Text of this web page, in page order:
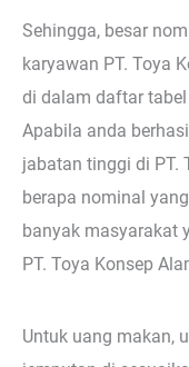
Sehingga, besar
karyawan PT. Toya
di dalam daftar
Apabila anda
jabatan tinggi di PT.
berapa nominal
banyak masyarakat
PT. Toya Konsep
Untuk uang makan,